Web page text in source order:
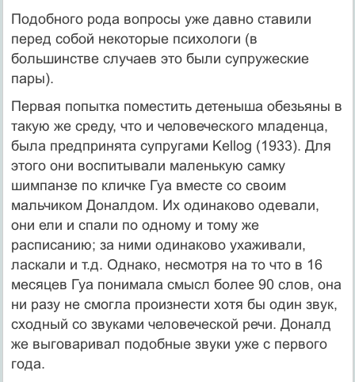
Подобного рода вопросы уже давно ставили
перед собой некоторые психологи (в
большинстве случаев это были супружеские
пары).
Первая попытка поместить детеныша обезьяны в
такую же среду, что и человеческого младенца,
была предпринята супругами Kellog (1933). Для
этого они воспитывали маленькую самку
шимпанзе по кличке Гуа вместе со своим
мальчиком Доналдом. Их одинаково одевали,
они ели и спали по одному и тому же
расписанию; за ними одинаково ухажива­ли,
ласкали и т.д. Однако, несмотря на то что в 16
месяцев Гуа понимала смысл более 90 слов, она
ни разу не смогла произнести хотя бы один звук,
сходный со звуками человеческой речи. Доналд
же выговаривал подобные звуки уже с первого
года.